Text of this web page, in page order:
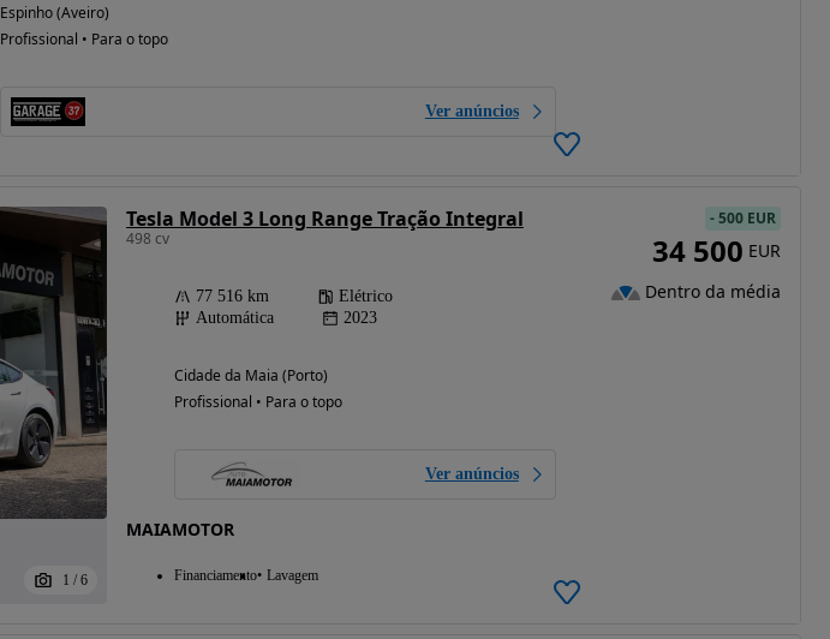
Espinho (Aveiro)
Profissional • Para o topo
Ver anúncios
1 / 6
Tesla Model 3 Long Range Tração Integral
498 cv
77 516 km
Elétrico
Automática
2023
Cidade da Maia (Porto)
Profissional • Para o topo
Ver anúncios
MAIAMOTOR
Financiamento Lavagem
-500 EUR
34 500 EUR
Dentro da média